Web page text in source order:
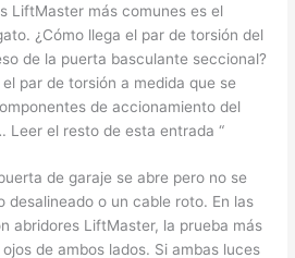
LiftMaster más comunes es el
¿Cómo llega el par de torsión del
de la puerta basculante seccional?
par de torsión a medida que se
de accionamiento del
Leer el resto de esta entrada “
de garaje se abre pero no se
desalineado o un cable roto. En las
abridores LiftMaster, la prueba más
de ambos lados. Si ambas luces